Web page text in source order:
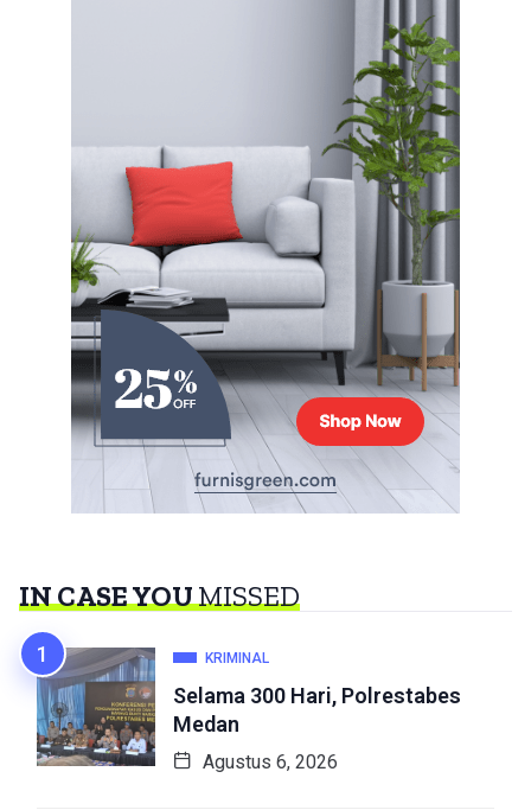
IN CASE YOUMISSED
KRIMINAL
Selama 300 Hari, Polrestabes
Medan
Agustus 6, 2026